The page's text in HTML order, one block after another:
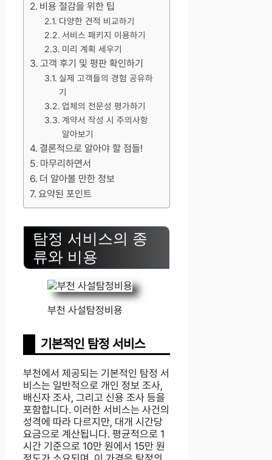
비용 절감을 위한 팁
다양한 견적 비교하기
서비스 패키지 이용하기
미리 계획 세우기
고객 후기 및 평판 확인하기
실제 고객들의 경험 공유하
기
업체의 전문성 평가하기
계약서 작성 시 주의사항
알아보기
결론적으로 알아야 할 점들!
마무리하면서
더 알아볼 만한 정보
요약된 포인트
탐정 서비스의 종
류와 비용
부천 사설탐정비용
기본적인 탐정 서비스
부천에서 제공되는 기본적인 탐정 서
비스는 일반적으로 개인 정보 조사,
배신자 조사, 그리고 신용 조사 등을
포함합니다. 이러한 서비스는 사건의
성격에 따라 다르지만, 대개 시간당
요금으로 계산됩니다. 평균적으로 1
시간 기준으로 10만 원에서 15만 원